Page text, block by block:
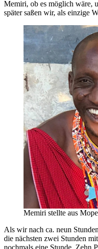
Memiri, ob es möglich wäre,
später saßen wir, als einzige
Memiri stellte aus
Als wir nach ca. neun
die nächsten zwei Stunden
nochmals eine Stunde. Zehn